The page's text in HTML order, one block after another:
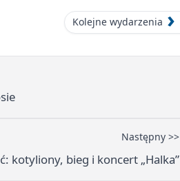
Kolejne wydarzenia
Następny >>
kotyliony, bieg i koncert „Halka”